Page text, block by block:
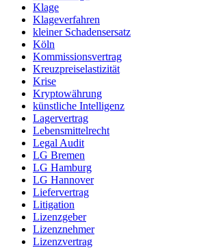
Klage
Klageverfahren
kleiner Schadensersatz
Köln
Kommissionsvertrag
Kreuzpreiselastizität
Krise
Kryptowährung
künstliche Intelligenz
Lagervertrag
Lebensmittelrecht
Legal Audit
LG Bremen
LG Hamburg
LG Hannover
Liefervertrag
Litigation
Lizenzgeber
Lizenznehmer
Lizenzvertrag